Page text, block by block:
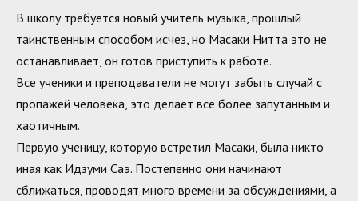
В школу требуется новый учитель музыка, прошлый
таинственным способом исчез, но Масаки Нитта это не
останавливает, он готов приступить к работе.
Все ученики и преподаватели не могут забыть случай с
пропажей человека, это делает все более запутанным и
хаотичным.
Первую ученицу, которую встретил Масаки, была никто
иная как Идзуми Саэ. Постепенно они начинают
сближаться, проводят много времени за обсуждениями, а